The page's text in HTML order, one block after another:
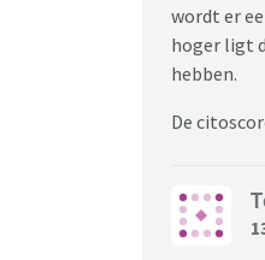
wordt er
hoger ligt
hebben.
De